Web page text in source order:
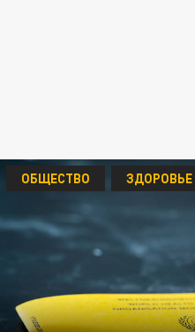
ОБЩЕСТВО ЗДОРОВЬЕ